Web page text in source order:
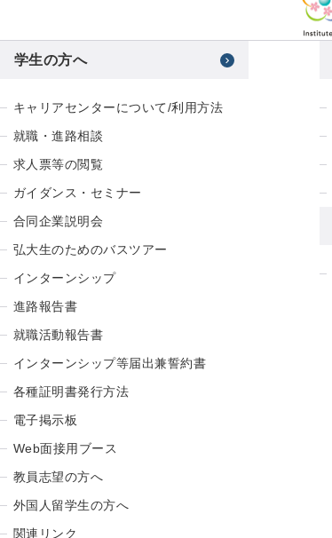
学生の方へ
キャリアセンターについて/利用方法
就職・進路相談
求人票等の閲覧
ガイダンス・セミナー
合同企業説明会
弘大生のためのバスツアー
インターンシップ
進路報告書
就職活動報告書
インターンシップ等届出兼誓約書
各種証明書発行方法
電子掲示板
Web面接用ブース
教員志望の方へ
外国人留学生の方へ
関連リンク